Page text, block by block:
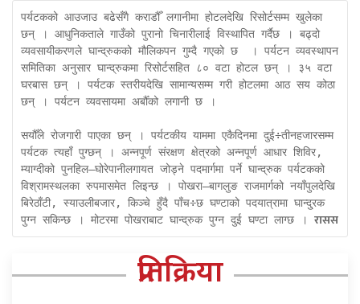
पर्यटकको आउजाउ बढेसँगै कराडौँ लगानीमा होटलदेखि रिसोर्टसम्म खुलेका
छन् । आधुनिकताले गाउँको पुरानो चिनारीलाई विस्थापित गर्दैछ । बढ्दो
व्यवसायीकरणले घान्द्रुकको मौलिकपन गुम्दै गएको छ  । पर्यटन व्यवस्थापन
समितिका अनुसार घान्द्रुकमा रिसोर्टसहित ८० वटा होटल छन् । ३५ वटा
घरबास छन् । पर्यटक स्तरीयदेखि सामान्यसम्म गरी होटलमा आठ सय कोठा
छन् । पर्यटन व्यवसायमा अर्बौँको लगानी छ ।
सयौँले रोजगारी पाएका छन् । पर्यटकीय याममा एकैदिनमा दुई÷तीनहजारसम्म
पर्यटक त्यहाँ पुग्छन् । अन्नपूर्ण संरक्षण क्षेत्रको अन्नपूर्ण आधार शिविर,
म्याग्दीको पुनहिल–घोरेपानीलगायत जोड्ने पदमार्गमा पर्ने घान्द्रुक पर्यटकको
विश्रामस्थलका रुपमासमेत लिइन्छ । पोखरा–बागलुङ राजमार्गको नयाँपुलदेखि
बिरेठाँटी, स्याउलीबजार, किञ्चे हुँदै पाँच÷छ घण्टाको पदयात्रामा घान्दु्रक
पुग्न सकिन्छ । मोटरमा पोखराबाट घान्द्रुक पुग्न दुई घण्टा लाग्छ । रासस
प्रतिक्रिया